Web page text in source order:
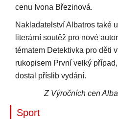
cenu Ivona Březinová.
Nakladatelství Albatros také
literární soutěž pro nové
tématem Detektivka pro děti
rukopisem První velký
dostal příslib vydání.
Z Výročních cen
Sport